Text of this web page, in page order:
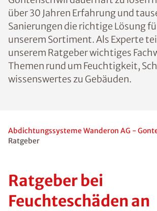
über 30 Jahren Erfahrung und
Sanierungen die richtige Lösung
unserem Sortiment. Als Experte
unserem Ratgeber wichtiges
Themen rund um Feuchtigkeit,
wissenswertes zu Gebäuden.
Abdichtungssysteme Wanderon AG -
Ratgeber
Ratgeber bei
Feuchteschäden an